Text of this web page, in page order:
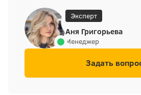
Эксперт
Аня Григорьева
Менеджер
Задать